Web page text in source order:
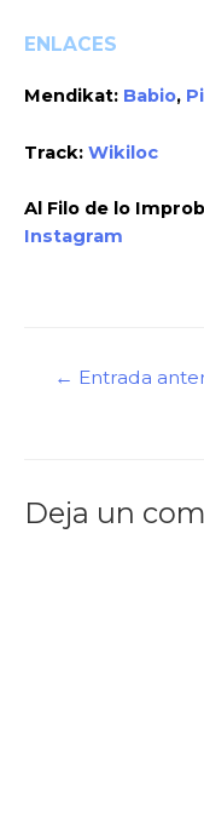
ENLACES
Mendikat: Babio,
Track: Wikiloc
Al Filo de lo
Instagram
← Entrada
Deja un